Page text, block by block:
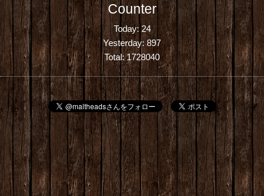
Counter
Today: 24
Yesterday:897
Total:1728040